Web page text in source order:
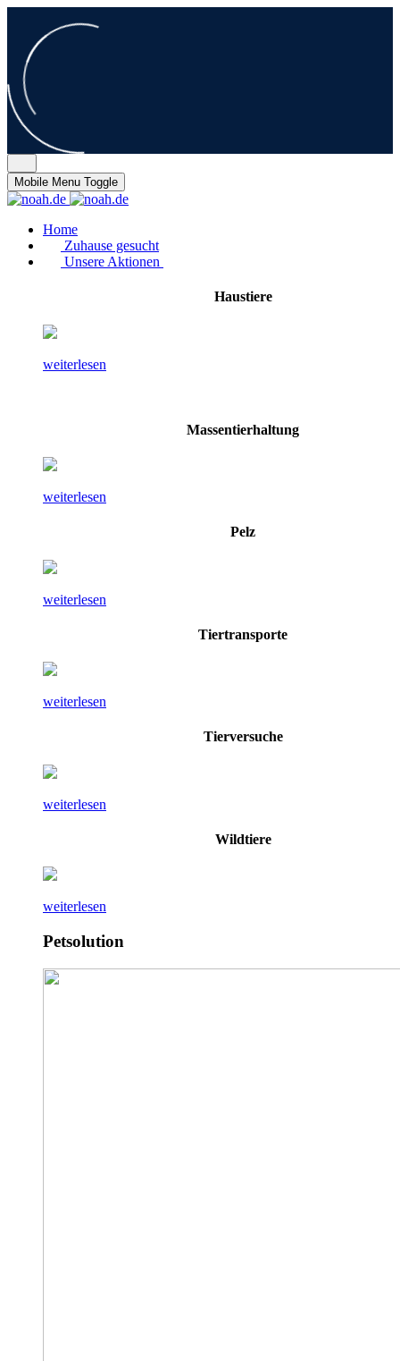
Mobile Menu Toggle
Home
Zuhause gesucht
Unsere Aktionen
Haustiere
weiterlesen
Massentierhaltung
weiterlesen
Pelz
weiterlesen
Tiertransporte
weiterlesen
Tierversuche
weiterlesen
Wildtiere
weiterlesen
Petsolution